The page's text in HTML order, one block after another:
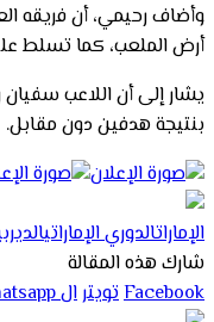
وأضاف رحيمي، أن فريقه
أرض الملعب، كما تسلط
يشار إلى أن اللاعب
بنتيجة هدفين دون مقابل.
الإماراتالدوري الإماراتي
شارك هذه المقالة
Facebookتويترال Whatsapp